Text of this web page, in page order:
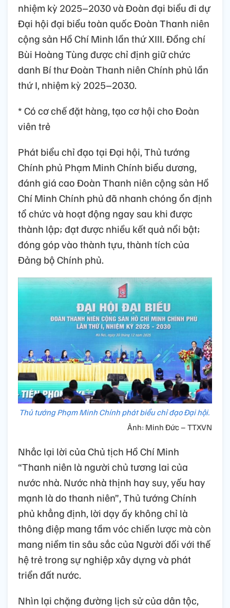
nhiệm kỳ 2025–2030 và Đoàn đại biểu đi dự
Đại hội đại biểu toàn quốc Đoàn Thanh niên
cộng sản Hồ Chí Minh lần thứ XIII. Đồng chí
Bùi Hoàng Tùng được chỉ định giữ chức
danh Bí thư Đoàn Thanh niên Chính phủ lần
thứ I, nhiệm kỳ 2025–2030.
* Có cơ chế đặt hàng, tạo cơ hội cho Đoàn
viên trẻ
Phát biểu chỉ đạo tại Đại hội, Thủ tướng
Chính phủ Phạm Minh Chính biểu dương,
đánh giá cao Đoàn Thanh niên cộng sản Hồ
Chí Minh Chính phủ đã nhanh chóng ổn định
tổ chức và hoạt động ngay sau khi được
thành lập; đạt được nhiều kết quả nổi bật;
đóng góp vào thành tựu, thành tích của
Đảng bộ Chính phủ.
Thủ tướng Phạm Minh Chính phát biểu chỉ đạo Đại hội.
Ảnh: Minh Đức – TTXVN
Nhắc lại lời của Chủ tịch Hồ Chí Minh
“Thanh niên là người chủ tương lai của
nước nhà. Nước nhà thịnh hay suy, yếu hay
mạnh là do thanh niên”, Thủ tướng Chính
phủ khẳng định, lời dạy ấy không chỉ là
thông điệp mang tầm vóc chiến lược mà còn
mang niềm tin sâu sắc của Người đối với thế
hệ trẻ trong sự nghiệp xây dựng và phát
triển đất nước.
Nhìn lại chặng đường lịch sử của dân tộc,